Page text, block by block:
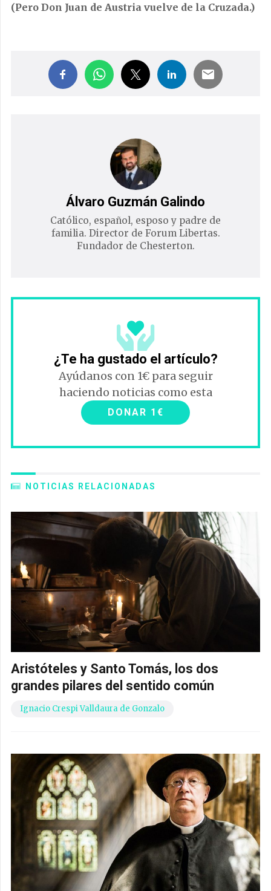
(Pero Don Juan de Austria vuelve de la Cruzada.)
Álvaro Guzmán Galindo
Católico, español, esposo y padre de
familia. Director de Forum Libertas.
Fundador de Chesterton.
¿Te ha gustado el artículo?
Ayúdanos con 1€ para seguir
haciendo noticias como esta
DONAR 1€
NOTICIAS RELACIONADAS
Aristóteles y Santo Tomás, los dos
grandes pilares del sentido común
Ignacio Crespi Valldaura de Gonzalo